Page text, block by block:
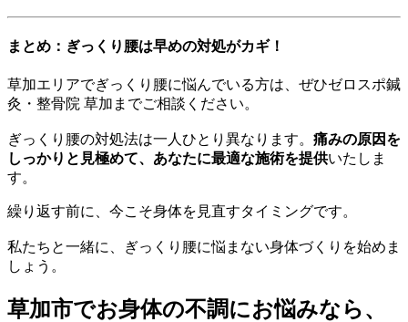
まとめ：ぎっくり腰は早めの対処がカギ！
草加エリアでぎっくり腰に悩んでいる方は、ぜひゼロスポ鍼
灸・整骨院 草加までご相談ください。
ぎっくり腰の対処法は一人ひとり異なります。 痛みの原因を
しっかりと見極めて、あなたに最適な施術を提供いたしま
す。
繰り返す前に、今こそ身体を見直すタイミングです。
私たちと一緒に、ぎっくり腰に悩まない身体づくりを始めま
しょう。
草加市でお身体の不調にお悩みなら、